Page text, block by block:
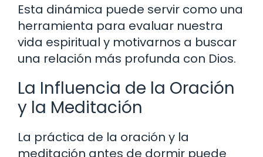
Esta dinámica puede servir como una
herramienta para evaluar nuestra
vida espiritual y motivarnos a buscar
una relación más profunda con Dios.
La Influencia de la Oración
y la Meditación
La práctica de la oración y la
meditación antes de dormir puede